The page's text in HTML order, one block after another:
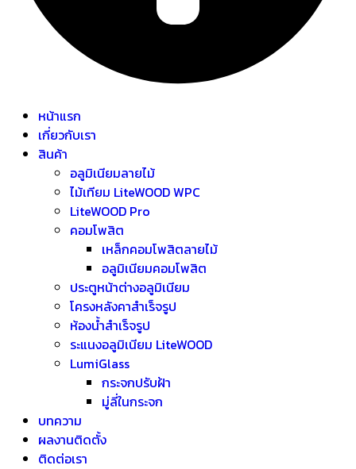
หน้าแรก
เกี่ยวกับเรา
สินค้า
อลูมิเนียมลายไม้
ไม้เทียม LiteWOOD WPC
LiteWOOD Pro
คอมโพสิต
เหล็กคอมโพสิตลายไม้
อลูมิเนียมคอมโพสิต
ประตูหน้าต่างอลูมิเนียม
โครงหลังคาสำเร็จรูป
ห้องน้ำสำเร็จรูป
ระแนงอลูมิเนียม LiteWOOD
LumiGlass
กระจกปรับฝ้า
มู่ลี่ในกระจก
บทความ
ผลงานติดตั้ง
ติดต่อเรา